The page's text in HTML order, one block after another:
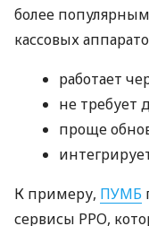
более
кассовых
работает
не требует
проще
К примеру, ПУМБ
сервисы РРО,